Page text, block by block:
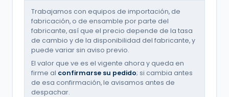
Trabajamos con equipos de importación, de
fabricación, o de ensamble por parte del
fabricante, así que el precio depende de la tasa
de cambio y de la disponibilidad del fabricante, y
puede variar sin aviso previo.
El valor que ve es el vigente ahora y queda en
firme al confirmarse su pedido; si cambia antes
de esa confirmación, le avisamos antes de
despachar.